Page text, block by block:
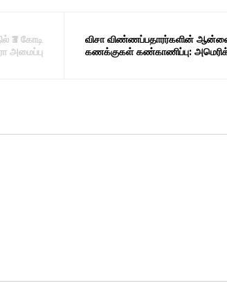
₹3 கோடி
அமைப்பு
விசா விண்ணப்பதாரர்களின்
கணக்குகள் கண்காணிப்பு: